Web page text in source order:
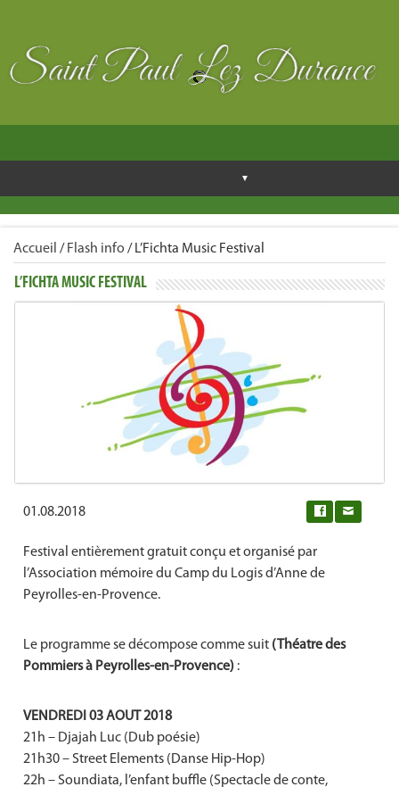
Accueil / Flash info / L’Fichta Music Festival
L’FICHTA MUSIC FESTIVAL
01.08.2018
Festival entièrement gratuit conçu et organisé par
l’Association mémoire du Camp du Logis d’Anne de
Peyrolles-en-Provence.
Le programme se décompose comme suit (Théatre des
Pommiers à Peyrolles-en-Provence) :
VENDREDI 03 AOUT 2018
21h – Djajah Luc (Dub poésie)
21h30 – Street Elements (Danse Hip-Hop)
22h – Soundiata, l’enfant buffle (Spectacle de conte,